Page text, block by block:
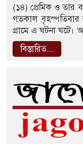
(১৪) প্রেমিক ও তার
গতকাল বৃহস্পতিবার
গ্রামে এ ঘটনা ঘটে।
বিস্তারিত...